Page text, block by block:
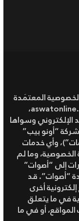
المعتمَدة
في جريدة “أصوات” وموقع “أصوات” aswatonline.dz،
الإلكتروني وسواها
“أونو بيب”
وأي خدمات
وما لم
إلى “أصوات”
“أصوات”. قد
أخرى
في ما يتعلق
أو في ما